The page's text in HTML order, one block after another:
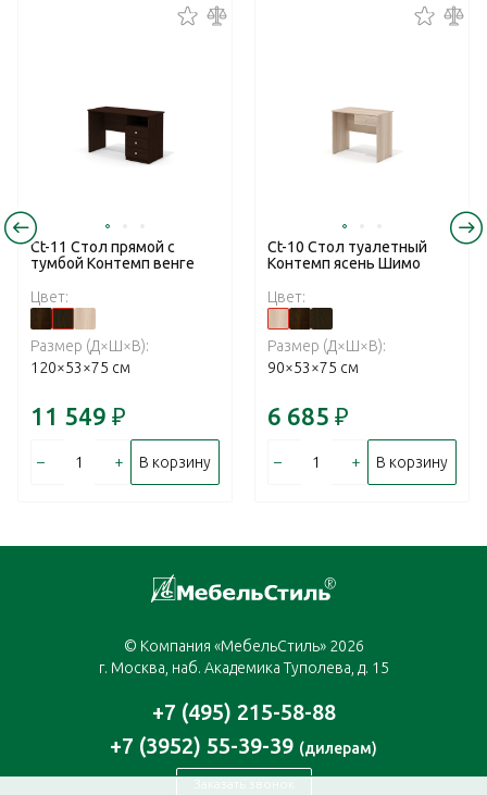
Ct-11 Стол прямой с
тумбой Контемп венге
Цвет:
Размер (Д×Ш×В):
120×53×75 см
11 549 ₽
– + В корзину
Ct-10 Стол туалетный
Контемп ясень Шимо
Цвет:
Размер (Д×Ш×В):
90×53×75 см
6 685 ₽
– + В корзину
© Компания «МебельСтиль» 2026
г. Москва, наб. Академика Туполева, д. 15
+7 (495) 215-58-88
+7 (3952) 55-39-39 (дилерам)
Заказать звонок